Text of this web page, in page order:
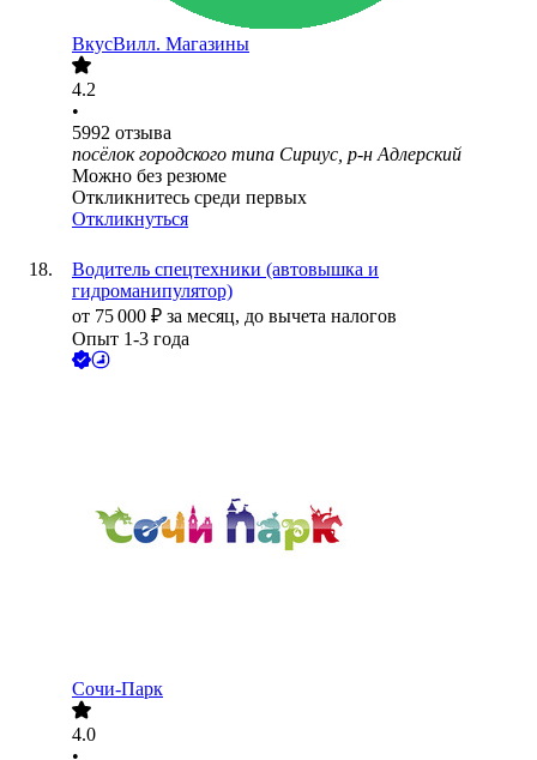
ВкусВилл. Магазины
4.2
•
5992 отзыва
посёлок городского типа Сириус, р-н Адлерский
Можно без резюме
Откликнитесь среди первых
Откликнуться
Водитель спецтехники (автовышка и
гидроманипулятор)
от 75 000 ₽ за месяц, до вычета налогов
Опыт 1-3 года
Сочи-Парк
4.0